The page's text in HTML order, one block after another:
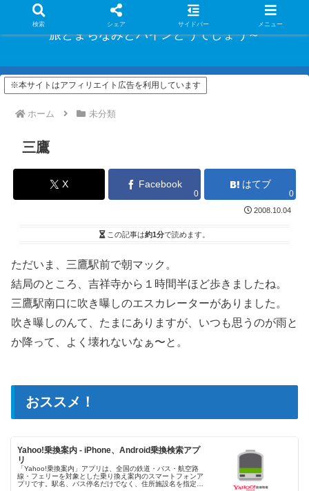
旅とまちなみとパインどうでしょう～
※本サイトはアフィリエイト広告を利用しています
ホーム 未分類
三鷹
X Facebook
0
はてブ
0
2008.10.04
この記事は約1分で読めます。
ただいま、三鷹駅前で朝マック。
結局のところ、吉祥寺から１時間半ほど歩きましたね。
三鷹駅南口に吹き曝しのエスカレーターがありました。
吹き曝しのんて、たまにありますが、いつも思うのが雨と
か降って、よく壊れないなぁ〜と。
おススメ！
Yahoo!乗換案内 - iPhone、Android乗換検索アプ
リ
「Yahoo!乗換案内」アプリは、全国の鉄道・バス・航空路
線・フェリーを対象とした乗り換え案内のスマートフォンア
プリです。駅名、バス停名だけでなく、住所施設名を指定し
検索 シェア サイドバー メニュー